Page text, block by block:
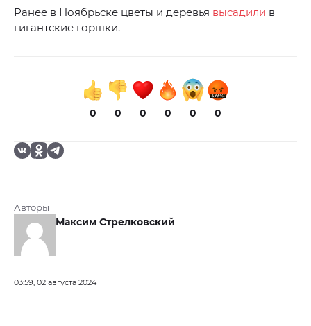
Ранее в Ноябрьске цветы и деревья высадили в
гигантские горшки.
0 0 0 0 0 0
Авторы
Максим Стрелковский
03:59, 02 августа 2024